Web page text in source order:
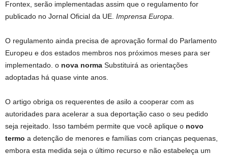
Frontex, serão implementadas assim que o regulamento for
publicado no Jornal Oficial da UE. Imprensa Europa
O regulamento ainda precisa de aprovação formal do Parlamento
Europeu e dos estados membros nos próximos meses para ser
implementado. o nova norma Substituirá as orientações
adoptadas há quase vinte anos.
O artigo obriga os requerentes de asilo a cooperar com as
autoridades para acelerar a sua deportação caso o seu pedido
seja rejeitado. Isso também permite que você aplique o novo
termo a detenção de menores e famílias com crianças pequenas,
embora esta medida seja o último recurso e não estabeleça um